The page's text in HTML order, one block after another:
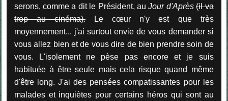
serons, comme a dit le Président, auJour d'Après (il va
trop au cinéma).Le cœur n'y est que très
moyennement... j'ai surtout envie de vous demander si
vous allez bien et de vous dire de bien prendre soin de
vous. L'isolement ne pèse pas encore et je suis
habituée à être seule mais cela risque quand même
d'être long. J'ai des pensées compatissantes pour les
malades et inquiètes pour certains héros qui sont au